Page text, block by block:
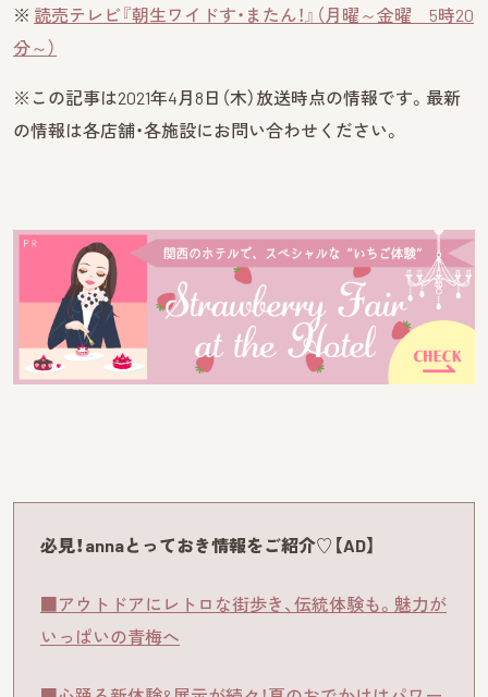
※ 読売テレビ『朝生ワイドす・またん！』（月曜～金曜 5時20
分～）
※この記事は2021年4月8日（木） 放送時点の情報です。最新
の情報は各店舗・各施設にお問い合わせください。
必見！annaとっておき情報をご紹介♡【AD】
■アウトドアにレトロな街歩き、伝統体験も。魅力が
いっぱいの青梅へ